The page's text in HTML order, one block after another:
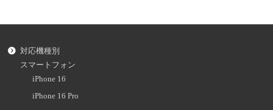
対応機種別
スマートフォン
iPhone 16
iPhone 16 Pro